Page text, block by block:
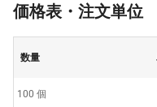
価格表・注文単位
数量
100 個